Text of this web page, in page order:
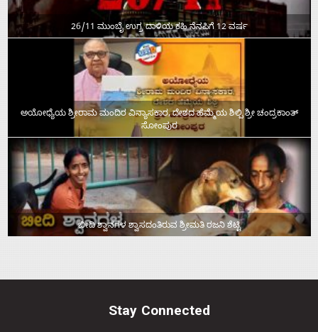
26/11 ಮುಂಬೈ ಉಗ್ರ ದಾಳಿಯ ಕಹಿ ನೆನಪಿಗೆ 12 ವರ್ಷ
ಅಯೋಧ್ಯೆಯ ಶ್ರೀರಾಮ ಮಂದಿರ ವಿನ್ಯಾಸಕಾರ, ದೇಶದ ಹೆಮ್ಮೆಯ ಶಿಲ್ಪಿ ಶ್ರೀ ಚಂದ್ರಕಾಂತ್‌
ಸೋಂಪುರ
ಬೀದಿ ಶ್ವಾನಗಳ ಶ್ವಾಸದಂತಿರುವ ಶ್ರೀಮತಿ ರಜನಿ ಶೆಟ್ಟಿ
Stay Connected